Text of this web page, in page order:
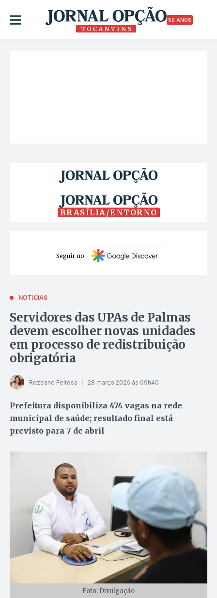
50 ANOS
BRASÍLIA/ENTORNO
Seguir no
NOTÍCIAS
Servidores das UPAs de Palmas
devem escolher novas unidades
em processo de redistribuição
obrigatória
Rozeane Feitosa 28 março 2026 às 09h40
Prefeitura disponibiliza 474 vagas na rede
municipal de saúde; resultado final está
previsto para 7 de abril
Foto: Divulgação